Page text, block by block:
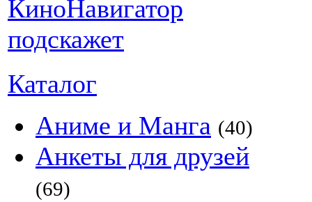
Каталог
Аниме и Манга (40)
Анкеты для друзей
(69)